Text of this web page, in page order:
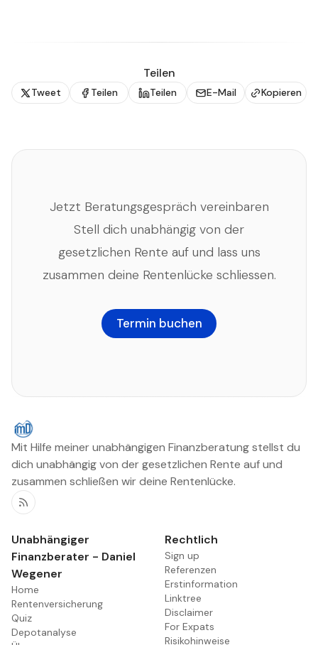
Teilen
Tweet Teilen Teilen E-Mail Kopieren
Jetzt Beratungsgespräch vereinbaren
Stell dich unabhängig von der
gesetzlichen Rente auf und lass uns
zusammen deine Rentenlücke schliessen.
Termin buchen
Mit Hilfe meiner unabhängigen Finanzberatung stellst du
dich unabhängig von der gesetzlichen Rente auf und
zusammen schließen wir deine Rentenlücke.
RSS
Unabhängiger
Finanzberater - Daniel
Wegener
Home
Rentenversicherung
Quiz
Depotanalyse
Rechtlich
Sign up
Referenzen
Erstinformation
Linktree
Disclaimer
For Expats
Risikohinweise